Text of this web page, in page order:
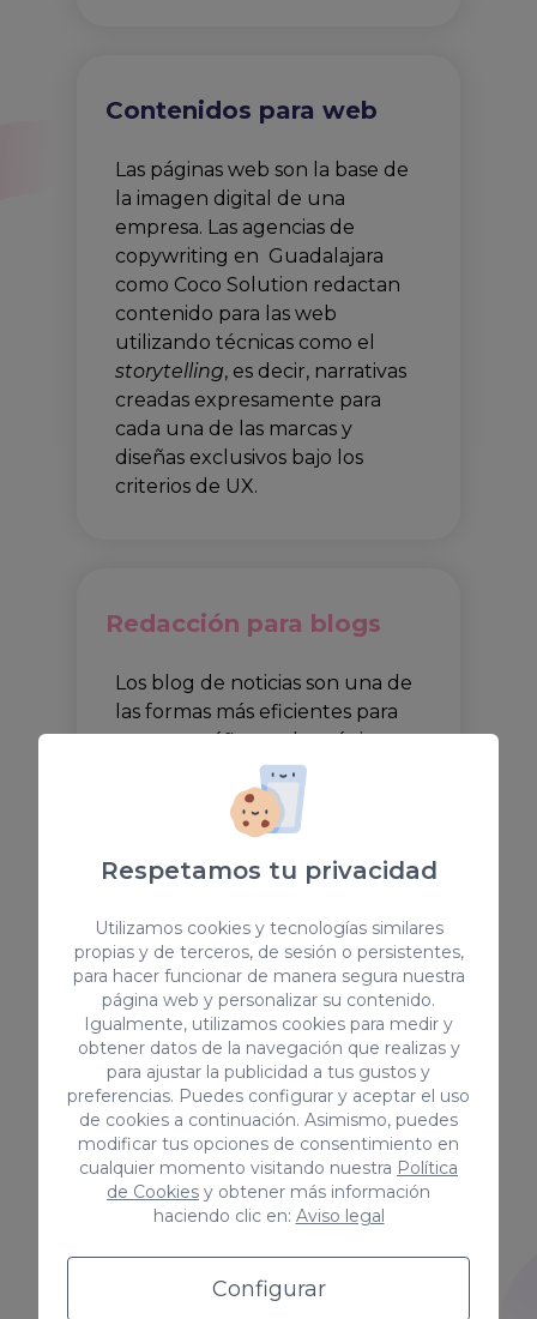
Respetamos tu privacidad
Utilizamos cookies y tecnologías similares
propias y de terceros, de sesión o persistentes,
para hacer funcionar de manera segura nuestra
página web y personalizar su contenido.
Igualmente, utilizamos cookies para medir y
obtener datos de la navegación que realizas y
para ajustar la publicidad a tus gustos y
preferencias. Puedes configurar y aceptar el uso
de cookies a continuación. Asimismo, puedes
modificar tus opciones de consentimiento en
cualquier momento visitando nuestra Política
de Cookies y obtener más información
haciendo clic en: Aviso legal
Configurar
Contenidos para web
Las páginas web son la base de
la imagen digital de una
empresa. Las agencias de
copywriting en Guadalajara
como Coco Solution redactan
contenido para las web
utilizando técnicas como el
storytelling, es decir, narrativas
creadas expresamente para
cada una de las marcas y
diseñas exclusivos bajo los
criterios de UX.
Redacción para blogs
Los blog de noticias son una de
las formas más eficientes para
generar tráfico en las páginas
web con el fin de dar a conocer
los productos y servicios.
Confiar la redacción de este
tipo de contenido a nuestro
equipo es garantía de éxito. Son
tipo de contenido coorporativo
y de actualidad.
Copywriting técnico
Nuestros copywriters cuentan
con un expertise amplio y
saben manejarse en cualquier
sector. Son capaces de
desarrollar contenido de valor,